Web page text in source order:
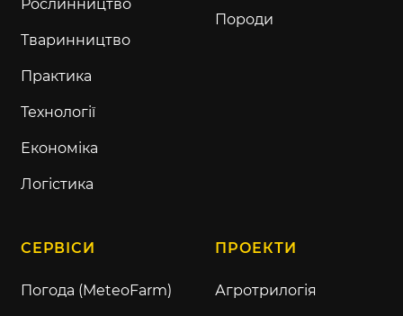
Рослинництво
Тваринництво
Практика
Технології
Економіка
Логістика
Породи
СЕРВІСИ
Погода (MeteoFarm)
ПРОЕКТИ
Агротрилогія